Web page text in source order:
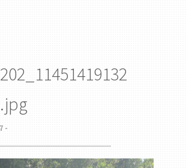
-